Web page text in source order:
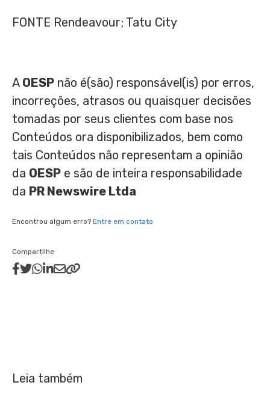
FONTE Rendeavour; Tatu City
A OESP não é(são) responsável(is) por erros,
incorreções, atrasos ou quaisquer decisões
tomadas por seus clientes com base nos
Conteúdos ora disponibilizados, bem como
tais Conteúdos não representam a opinião
da OESP e são de inteira responsabilidade
da PR Newswire Ltda
Encontrou algum erro? Entre em contato
Compartilhe
Leia também